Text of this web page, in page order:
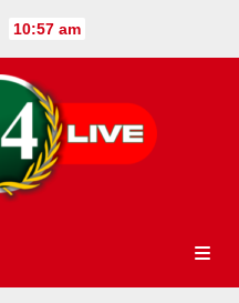
10:57 am